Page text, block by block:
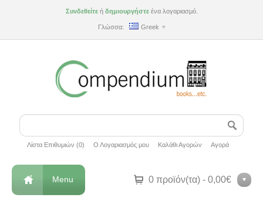
Συνδεθείτεή δημιουργήστεένα λογαριασμό.
Γλώσσα: Greek
Λίστα Επιθυμιών (0) Ο Λογαριασμός μου Καλάθι Αγορών Αγορά
0 προϊόν(τα) - 0,00€
Menu